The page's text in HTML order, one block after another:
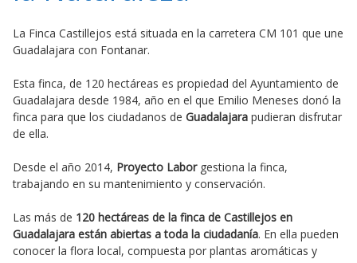
La Finca Castillejos está situada en la carretera CM 101 que une
Guadalajara con Fontanar.
Esta finca, de 120 hectáreas es propiedad del Ayuntamiento de
Guadalajara desde 1984, año en el que Emilio Meneses donó la
finca para que los ciudadanos de Guadalajara pudieran disfrutar
de ella.
Desde el año 2014, Proyecto Laborgestiona la finca,
trabajando en su mantenimiento y conservación.
Las más de 120 hectáreas de la finca de Castillejos en
Guadalajara están abiertas a toda la ciudadanía. En ella pueden
conocer la flora local, compuesta por plantas aromáticas y